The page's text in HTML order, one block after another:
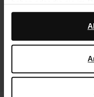
haben oder die sie im
gesammelt haben.
Darüber hinaus
darüber, wie Google
verwendet, finden Sie